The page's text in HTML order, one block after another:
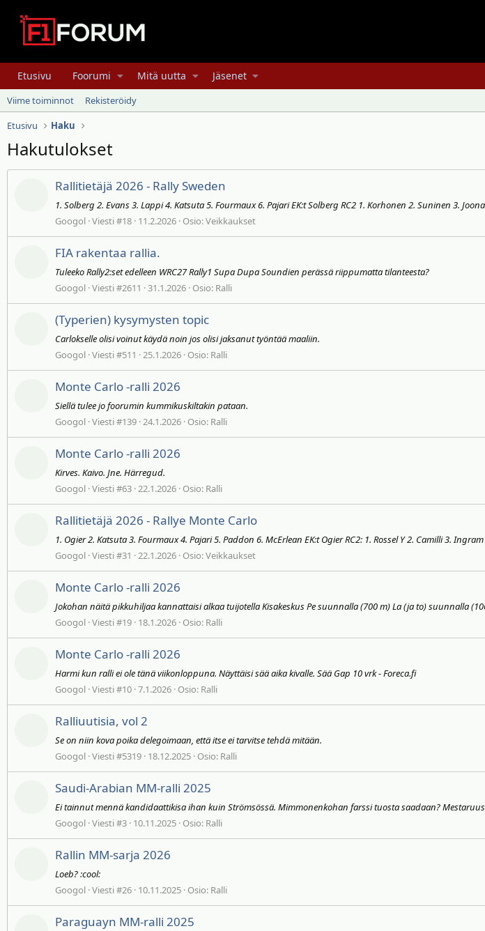
Etusivu Foorumi Mitä uutta Jäsenet
Viime toiminnot
Rekisteröidy
Etusivu
Haku
Hakutulokset
Rallitietäjä 2026 - Rally Sweden
1. Solberg 2. Evans 3. Lappi 4. Katsuta 5. Fourmaux 6. Pajari EK:t Solberg RC2 1. Korhonen 2. Suninen 3. Joona
Googol Viesti #18 11.2.2026 Osio:Veikkaukset
FIA rakentaa rallia.
Tuleeko Rally2:set edelleen WRC27 Rally1 Supa Dupa Soundien perässä riippumatta tilanteesta?
Googol Viesti #2611 31.1.2026 Osio: Ralli
(Typerien) kysymysten topic
Carlokselle olisi voinut käydä noin jos olisi jaksanut työntää maaliin.
Googol Viesti #511 25.1.2026 Osio: Ralli
Monte Carlo -ralli 2026
Siellä tulee jo foorumin kummikuskiltakin pataan.
Googol Viesti #139 24.1.2026 Osio: Ralli
Monte Carlo -ralli 2026
Kirves. Kaivo. Jne. Härregud.
Googol Viesti #63 22.1.2026 Osio: Ralli
Rallitietäjä 2026 - Rallye Monte Carlo
1. Ogier 2. Katsuta 3. Fourmaux 4. Pajari 5. Paddon 6. McErlean EK:t Ogier RC2: 1. Rossel Y 2. Camilli 3. Ingram
Googol Viesti #31 22.1.2026 Osio:Veikkaukset
Monte Carlo -ralli 2026
Jokohan näitä pikkuhiljaa kannattaisi alkaa tuijotella Kisakeskus Pe suunnalla (700 m) La (ja to) suunnalla
Googol Viesti #19 18.1.2026 Osio: Ralli
Monte Carlo -ralli 2026
Harmi kun ralli ei ole tänä viikonloppuna. Näyttäisi sää aika kivalle. Sää Gap 10 vrk - Foreca.fi
Googol Viesti #10 7.1.2026 Osio: Ralli
Ralliuutisia, vol 2
Se on niin kova poika delegoimaan, että itse ei tarvitse tehdä mitään.
Googol Viesti #5319 18.12.2025 Osio: Ralli
Saudi-Arabian MM-ralli 2025
Ei tainnut mennä kandidaattikisa ihan kuin Strömsössä. Mimmonenkohan farssi tuosta saadaan?
Googol Viesti #3 10.11.2025 Osio: Ralli
Rallin MM-sarja 2026
Loeb? :cool:
Googol Viesti #26 10.11.2025 Osio: Ralli
Paraguayn MM-ralli 2025